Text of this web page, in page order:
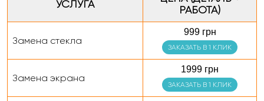
УСЛУГА
РАБОТА)
Замена стекла
999 грн
ЗАКАЗАТЬ В 1 КЛИК
Замена экрана
1999 грн
ЗАКАЗАТЬ В 1 КЛИК